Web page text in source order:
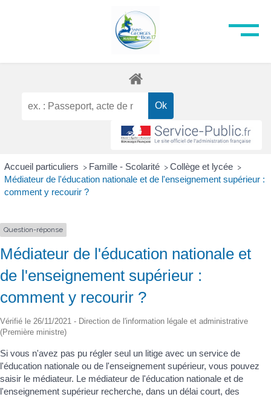
Accueil particuliers > Famille - Scolarité > Collège et lycée >
Médiateur de l'éducation nationale et de l'enseignement supérieur :
comment y recourir ?
Question-réponse
Médiateur de l'éducation nationale et
de l'enseignement supérieur :
comment y recourir ?
Vérifié le 26/11/2021 - Direction de l'information légale et administrative
(Première ministre)
Si vous n'avez pas pu régler seul un litige avec un service de
l'éducation nationale ou de l'enseignement supérieur, vous pouvez
saisir le médiateur. Le médiateur de l'éducation nationale et de
l'enseignement supérieur recherche, dans un délai court, des